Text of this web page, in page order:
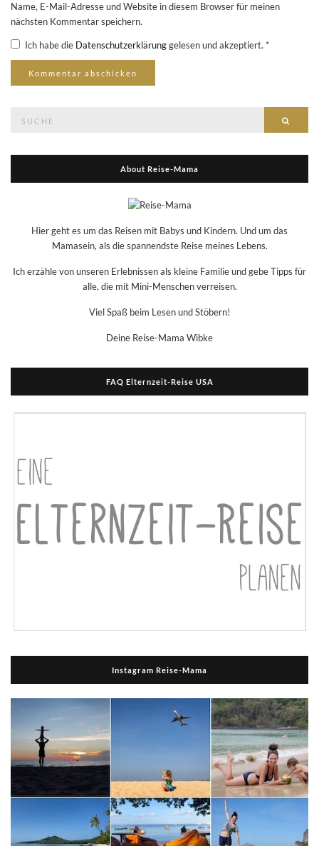
Name, E-Mail-Adresse und Website in diesem Browser für meinen
nächsten Kommentar speichern.
Ich habe die Datenschutzerklärunggelesen und akzeptiert. *
About Reise-Mama
Hier geht es um das Reisen mit Babys und Kindern. Und um das
Mamasein, als die spannendste Reise meines Lebens.
Ich erzähle von unseren Erlebnissen als kleine Familie und gebe Tipps für
alle, die mit Mini-Menschen verreisen.
Viel Spaß beim Lesen und Stöbern!
Deine Reise-Mama Wibke
FAQ Elternzeit-Reise USA
Instagram Reise-Mama